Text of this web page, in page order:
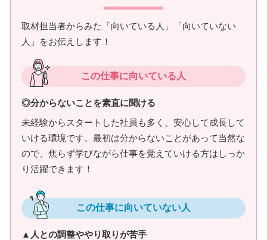
取材担当者からみた「向いている人」「向いていない
人」をお伝えします！
この仕事に向いている人
◎分からないことを素直に聞ける
未経験からスタートした社員も多く、安心して成長して
いける環境です。最初は分からないことがあって当然な
ので、焦らず学びながら仕事を覚えていける方はしっか
り活躍できます！
この仕事に向いていない人
▲人との調整ややり取りが苦手